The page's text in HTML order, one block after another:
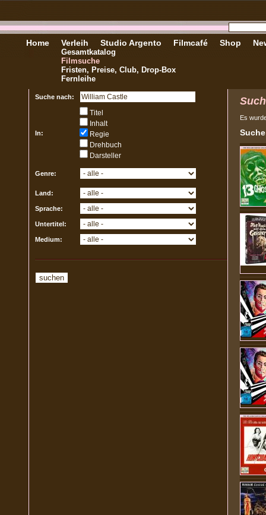
Home Verleih
Gesamtkatalog
Filmsuche
Fristen, Preise, Club, Drop-Box
Fernleihe
Studio Argento Filmcafé Shop
Suche nach:
In:
Titel
Inhalt
Regie
Drehbuch
Darsteller
Genre:
Land:
Sprache:
Untertitel:
Medium:
Es